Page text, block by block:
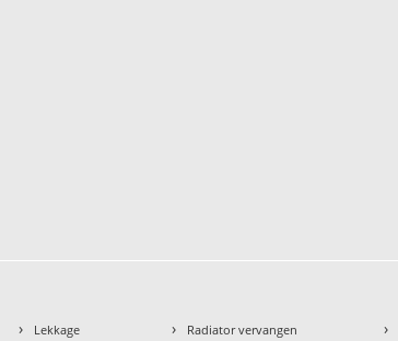
› Lekkage › Radiator vervangen ›